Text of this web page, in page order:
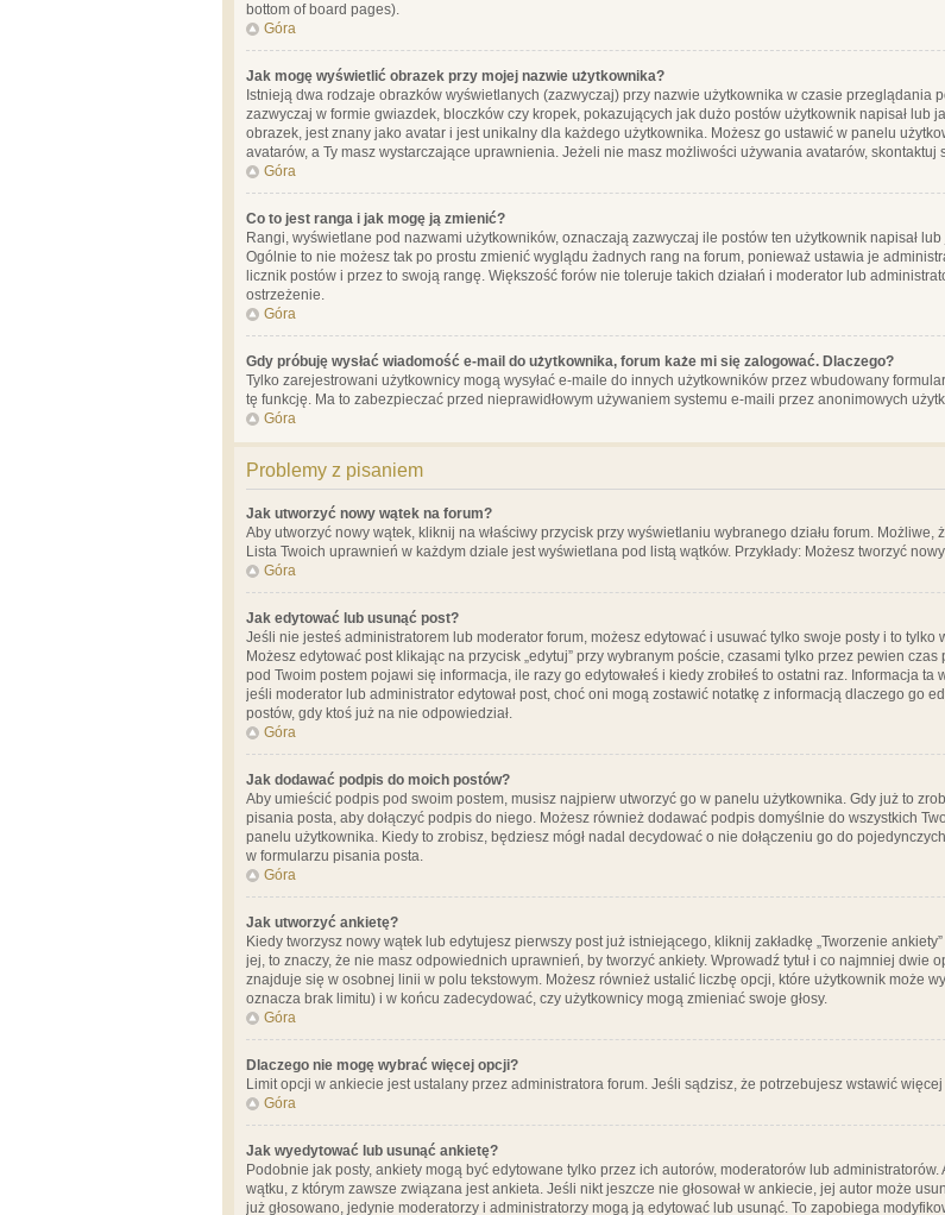
bottom of board pages).
Góra
Jak mogę wyświetlić obrazek przy mojej nazwie użytkownika?
Istnieją dwa rodzaje obrazków wyświetlanych (zazwyczaj) przy nazwie użytkownika w czasie przeglądania
zazwyczaj w formie gwiazdek, bloczków czy kropek, pokazujących jak dużo postów użytkownik napisał lub
obrazek, jest znany jako avatar i jest unikalny dla każdego użytkownika. Możesz go ustawić w panelu
avatarów, a Ty masz wystarczające uprawnienia. Jeżeli nie masz możliwości używania avatarów,
Góra
Co to jest ranga i jak mogę ją zmienić?
Rangi, wyświetlane pod nazwami użytkowników, oznaczają zazwyczaj ile postów ten użytkownik napisał
Ogólnie to nie możesz tak po prostu zmienić wyglądu żadnych rang na forum, ponieważ ustawia je
licznik postów i przez to swoją rangę. Większość forów nie toleruje takich działań i moderator lub
ostrzeżenie.
Góra
Gdy próbuję wysłać wiadomość e-mail do użytkownika, forum każe mi się zalogować. Dlaczego?
Tylko zarejestrowani użytkownicy mogą wysyłać e-maile do innych użytkowników przez wbudowany
tę funkcję. Ma to zabezpieczać przed nieprawidłowym używaniem systemu e-maili przez anonimowych
Góra
Problemy z pisaniem
Jak utworzyć nowy wątek na forum?
Aby utworzyć nowy wątek, kliknij na właściwy przycisk przy wyświetlaniu wybranego działu forum.
Lista Twoich uprawnień w każdym dziale jest wyświetlana pod listą wątków. Przykłady: Możesz tworzyć
Góra
Jak edytować lub usunąć post?
Jeśli nie jesteś administratorem lub moderator forum, możesz edytować i usuwać tylko swoje posty i to
Możesz edytować post klikając na przycisk „edytuj” przy wybranym poście, czasami tylko przez pewien
pod Twoim postem pojawi się informacja, ile razy go edytowałeś i kiedy zrobiłeś to ostatni raz. Informacja
jeśli moderator lub administrator edytował post, choć oni mogą zostawić notatkę z informacją dlaczego go
postów, gdy ktoś już na nie odpowiedział.
Góra
Jak dodawać podpis do moich postów?
Aby umieścić podpis pod swoim postem, musisz najpierw utworzyć go w panelu użytkownika. Gdy już to
pisania posta, aby dołączyć podpis do niego. Możesz również dodawać podpis domyślnie do wszystkich
panelu użytkownika. Kiedy to zrobisz, będziesz mógł nadal decydować o nie dołączeniu go do
w formularzu pisania posta.
Góra
Jak utworzyć ankietę?
Kiedy tworzysz nowy wątek lub edytujesz pierwszy post już istniejącego, kliknij zakładkę „Tworzenie
jej, to znaczy, że nie masz odpowiednich uprawnień, by tworzyć ankiety. Wprowadź tytuł i co najmniej
znajduje się w osobnej linii w polu tekstowym. Możesz również ustalić liczbę opcji, które użytkownik może
oznacza brak limitu) i w końcu zadecydować, czy użytkownicy mogą zmieniać swoje głosy.
Góra
Dlaczego nie mogę wybrać więcej opcji?
Limit opcji w ankiecie jest ustalany przez administratora forum. Jeśli sądzisz, że potrzebujesz wstawić
Góra
Jak wyedytować lub usunąć ankietę?
Podobnie jak posty, ankiety mogą być edytowane tylko przez ich autorów, moderatorów lub
wątku, z którym zawsze związana jest ankieta. Jeśli nikt jeszcze nie głosował w ankiecie, jej autor może
już głosowano, jedynie moderatorzy i administratorzy mogą ją edytować lub usunąć. To zapobiega